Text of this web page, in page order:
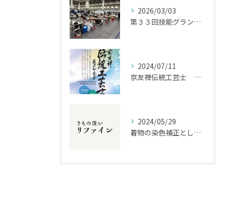
2026/03/03
第３３回技能グランプリ
2024/07/11
京友禅伝統工芸士 展示即売会 7月１２～１５日
2024/05/29
着物の染色補正としみ・色補正の違いを解説！クリーニング業界に精通したプロがおすすめする方法とは？